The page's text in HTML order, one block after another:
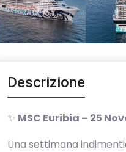
Descrizione
✨ MSC Euribia – 25
Una settimana